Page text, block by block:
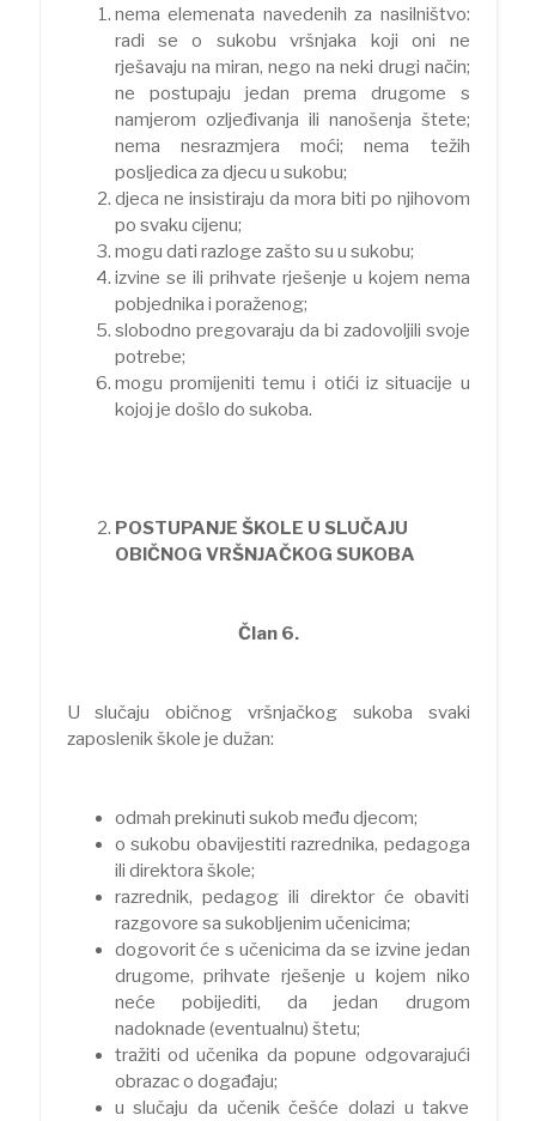
nema elemenata navedenih za nasilništvo:
radi se o sukobu vršnjaka koji oni ne
rješavaju na miran, nego na neki drugi način;
ne postupaju jedan prema drugome s
namjerom ozljeđivanja ili nanošenja štete;
nema nesrazmjera moći; nema težih
posljedica za djecu u sukobu;
djeca ne insistiraju da mora biti po njihovom
po svaku cijenu;
mogu dati razloge zašto su u sukobu;
izvine se ili prihvate rješenje u kojem nema
pobjednika i poraženog;
slobodno pregovaraju da bi zadovoljili svoje
potrebe;
mogu promijeniti temu i otići iz situacije u
kojoj je došlo do sukoba.
POSTUPANJE ŠKOLE U SLUČAJU
OBIČNOG VRŠNJAČKOG SUKOBA
Član 6.
U slučaju običnog vršnjačkog sukoba svaki
zaposlenik škole je dužan:
odmah prekinuti sukob među djecom;
o sukobu obavijestiti razrednika, pedagoga
ili direktora škole;
razrednik, pedagog ili direktor će obaviti
razgovore sa sukobljenim učenicima;
dogovorit će s učenicima da se izvine jedan
drugome, prihvate rješenje u kojem niko
neće pobijediti, da jedan drugom
nadoknade (eventualnu) štetu;
tražiti od učenika da popune odgovarajući
obrazac o događaju;
u slučaju da učenik češće dolazi u takve